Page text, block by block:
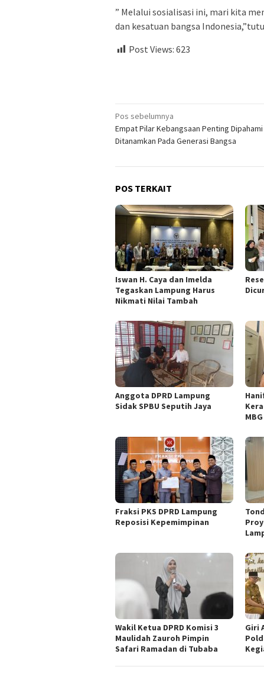
” Melalui sosialisasi ini, mari kita
dan kesatuan bangsa
Post Views: 623
Navigasi
pos
Pos sebelumnya
Empat Pilar Kebangsaan Penting
Ditanamkan Pada Generasi Bangsa
POS TERKAIT
Iswan H. Caya dan Imelda
Tegaskan Lampung Harus
Nikmati Nilai Tambah
Anggota DPRD Lampung
Sidak SPBU Seputih Jaya
Fraksi PKS DPRD Lampung
Reposisi Kepemimpinan
Wakil Ketua DPRD Komisi 3
Maulidah Zauroh Pimpin
Safari Ramadan di Tubaba
Giri